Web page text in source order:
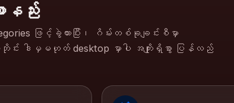
နည်း
ဖြင့်ခွဲထားပြီး၊ ဂိမ်းတစ်ခုချင်းစီမှာ
မိုဘိုင်း ဒါမှမဟုတ် desktop မှာပါ အကျိုးရှိစွာ ပြန်လည်